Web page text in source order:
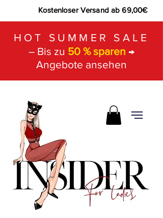
Kostenloser Versand ab 69,00€
HOT SUMMER SALE
– Bis zu 50 % sparen →
Angebote ansehen